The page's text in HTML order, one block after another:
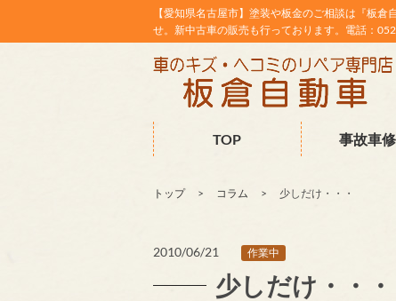
【愛知県名古屋市】塗装や板金のご相談は『板
せ。新中古車の販売も行っております。電話：
TOP 事故車
トップ コラム 少しだけ・・・
2010/06/21 作業中
少しだけ・・・